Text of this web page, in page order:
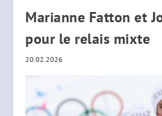
Marianne Fatton et
pour le relais mixte
20.02.2026